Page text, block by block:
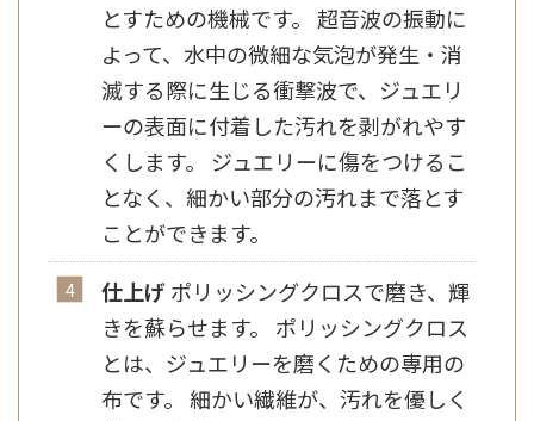
とすための機械です。 超音波の振動に
よって、水中の微細な気泡が発生・消
滅する際に生じる衝撃波で、ジュエリ
ーの表面に付着した汚れを剥がれやす
くします。 ジュエリーに傷をつけるこ
となく、細かい部分の汚れまで落とす
ことができます。
仕上げポリッシングクロスで磨き、輝
きを蘇らせます。 ポリッシングクロス
とは、ジュエリーを磨くための専用の
布です。 細かい繊維が、汚れを優しく